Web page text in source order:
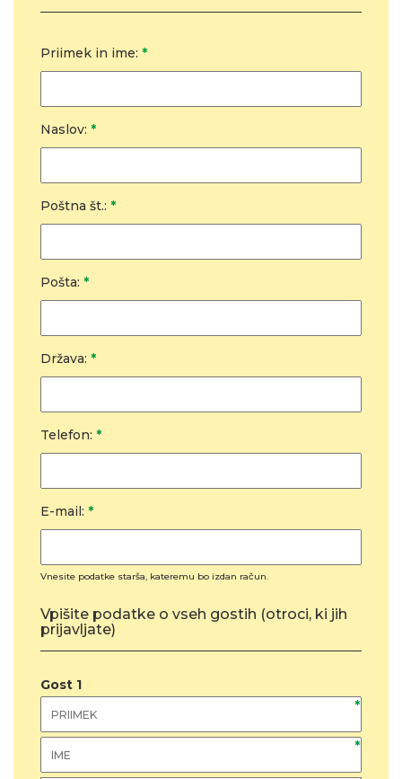
Priimek in ime: *
Naslov: *
Poštna št.: *
Pošta: *
Država: *
Telefon: *
E-mail: *
Vnesite podatke starša, kateremu bo izdan račun.
Vpišite podatke o vseh gostih (otroci, ki jih
prijavljate)
Gost 1
*
*